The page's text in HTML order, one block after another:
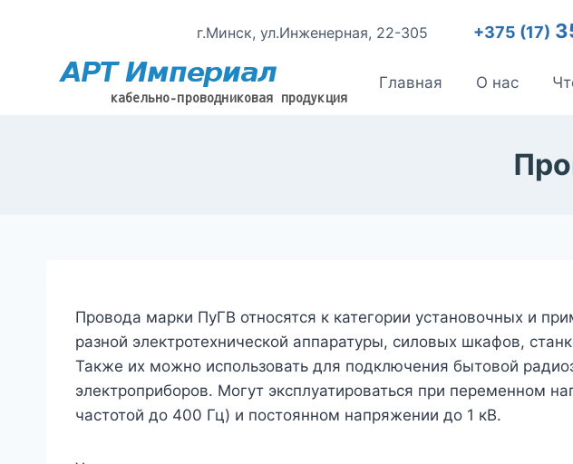
содержимому
г.Минск, ул.Инженерная, 22-305 +375 (17)
Главная О нас
Провода марки ПуГВ относятся к категории установочных и
разной электротехнической аппаратуры, силовых шкафов,
Также их можно использовать для подключения бытовой
электроприборов. Могут эксплуатироваться при переменном
частотой до 400 Гц) и постоянном напряжении до 1 кВ.